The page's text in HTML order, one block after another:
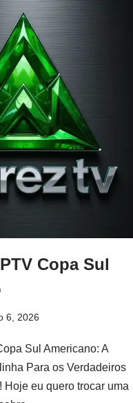
Copa Sul
6, 2026
Sul Americano: A
Para os Verdadeiros
Hoje eu quero trocar uma